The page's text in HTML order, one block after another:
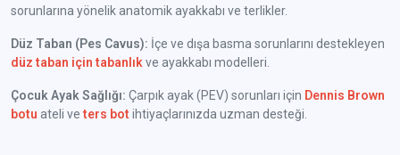
sorunlarına yönelik anatomik ayakkabı ve terlikler.
Düz Taban (Pes Cavus): İçe ve dışa basma sorunlarını destekleyen
düz taban için tabanlık ve ayakkabı modelleri.
Çocuk Ayak Sağlığı: Çarpık ayak (PEV) sorunları için Dennis Brown
botu ateli veters bot ihtiyaçlarınızda uzman desteği.